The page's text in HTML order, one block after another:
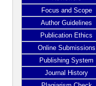
Focus and Scope
Author Guidelines
Publication Ethics
Online Submissions
Publishing System
Journal History